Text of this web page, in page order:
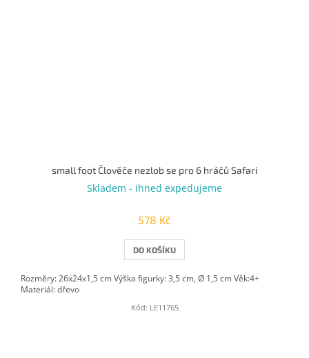
small foot Člověče nezlob se pro 6 hráčů Safari
Skladem - ihned expedujeme
578 Kč
DO KOŠÍKU
Rozměry: 26x24x1,5 cm Výška figurky: 3,5 cm, Ø 1,5 cm Věk:4+
Materiál: dřevo
Kód: LE11765